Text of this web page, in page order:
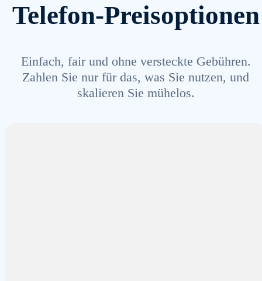
Telefon-Preisoptionen
Einfach, fair und ohne versteckte Gebühren.
Zahlen Sie nur für das, was Sie nutzen, und
skalieren Sie mühelos.